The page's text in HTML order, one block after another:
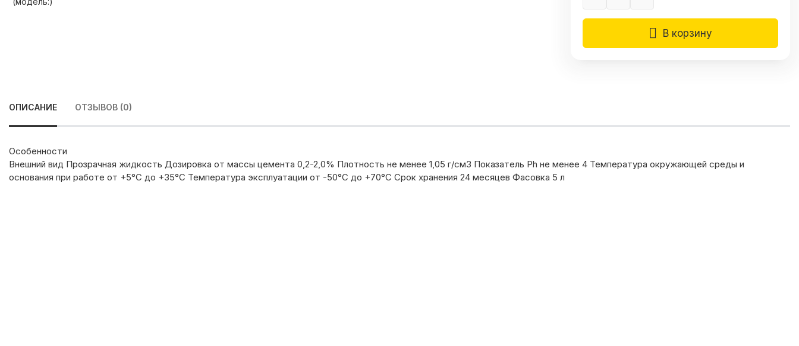
В корзину
ОПИСАНИЕ ОТЗЫВОВ (0)
Особенности
Внешний вид Прозрачная жидкость Дозировка от массы цемента 0,2-2,0% Плотность не менее 1,05 г/см3 Показатель Ph не менее 4 Температура окружающей среды и
основания при работе от +5°С до +35°С Температура эксплуатации от -50°С до +70°С Срок хранения 24 месяцев Фасовка 5 л